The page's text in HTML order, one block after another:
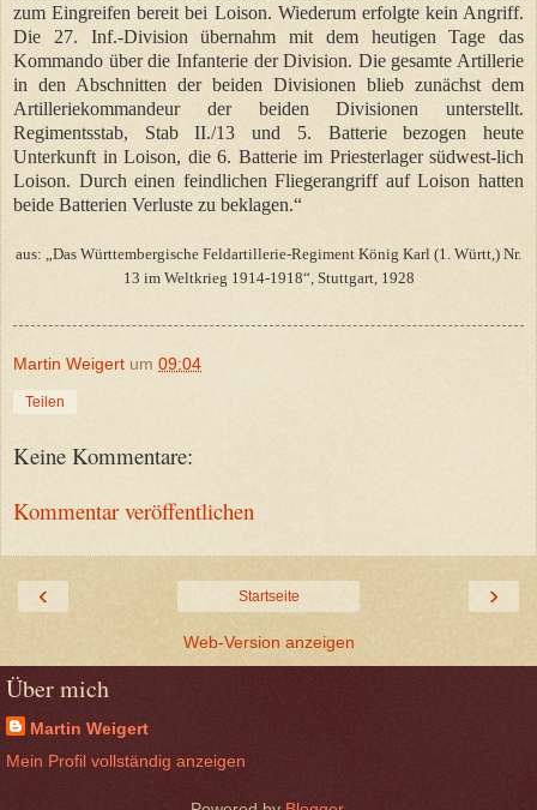
zum Eingreifen bereit bei Loison. Wiederum erfolgte kein Angriff.
Die 27. Inf.-Division übernahm mit dem heutigen Tage das
Kommando über die Infanterie der Division. Die gesamte Artillerie
in den Abschnitten der beiden Divisionen blieb zunächst dem
Artilleriekommandeur der beiden Divisionen unterstellt.
Regimentsstab, Stab II./13 und 5. Batterie bezogen heute
Unterkunft in Loison, die 6. Batterie im Priesterlager südwest-lich
Loison. Durch einen feindlichen Fliegerangriff auf Loison hatten
beide Batterien Verluste zu beklagen.“
aus: „Das Württembergische Feldartillerie-Regiment König Karl (1. Württ,) Nr.
13 im Weltkrieg 1914-1918“, Stuttgart, 1928
Martin Weigert um 09:04
Teilen
Keine Kommentare:
Kommentar veröffentlichen
‹ ›
Startseite
Web-Version anzeigen
Über mich
Martin Weigert
Mein Profil vollständig anzeigen